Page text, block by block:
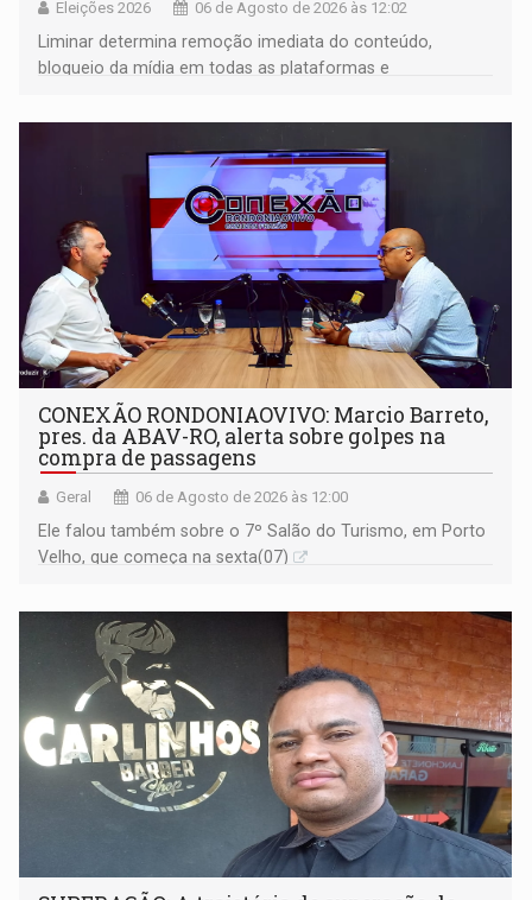
Eleições 2026 06 de Agosto de 2026 às 12:02
Liminar determina remoção imediata do conteúdo,
bloqueio da mídia em todas as plataformas e
CONEXÃO RONDONIAOVIVO: Marcio Barreto,
pres. da ABAV-RO, alerta sobre golpes na
compra de passagens
Geral 06 de Agosto de 2026 às 12:00
Ele falou também sobre o 7º Salão do Turismo, em Porto
Velho, que começa na sexta(07)